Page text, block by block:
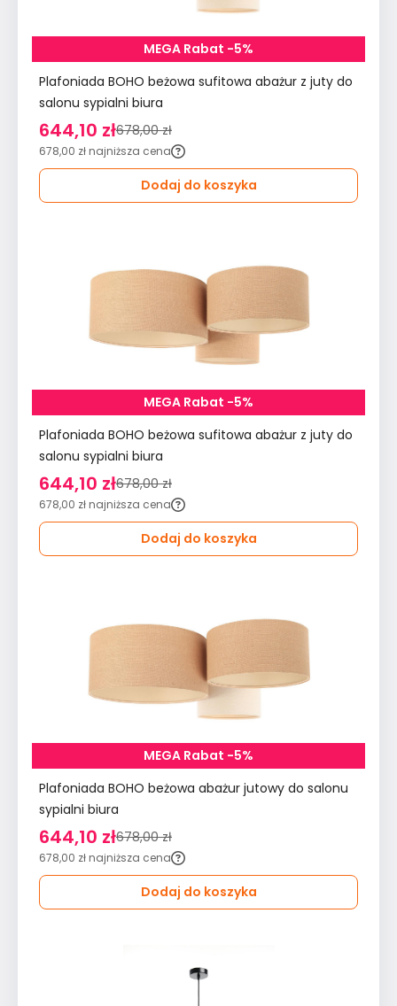
MEGA Rabat -5%
Plafoniada BOHO beżowa sufitowa abażur z juty do
salonu sypialni biura
644,10 zł678,00 zł
678,00 zł najniższa cena
Dodaj do koszyka
MEGA Rabat -5%
Plafoniada BOHO beżowa sufitowa abażur z juty do
salonu sypialni biura
644,10 zł678,00 zł
678,00 zł najniższa cena
Dodaj do koszyka
MEGA Rabat -5%
Plafoniada BOHO beżowa abażur jutowy do salonu
sypialni biura
644,10 zł678,00 zł
678,00 zł najniższa cena
Dodaj do koszyka